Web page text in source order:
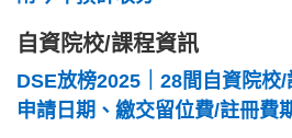
自資院校/課程資訊
DSE放榜2025｜28間自資院校
申請日期、繳交留位費/註冊費